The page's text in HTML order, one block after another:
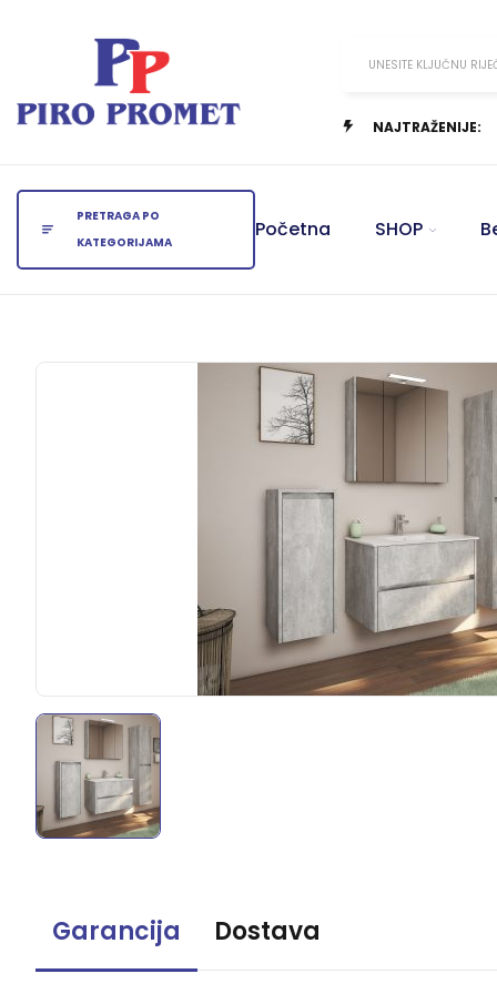
UNESITE KLJUČNU
NAJTRAŽENIJE:
PRETRAGA PO
KATEGORIJAMA
Početna SHOP
Garancija Dostava